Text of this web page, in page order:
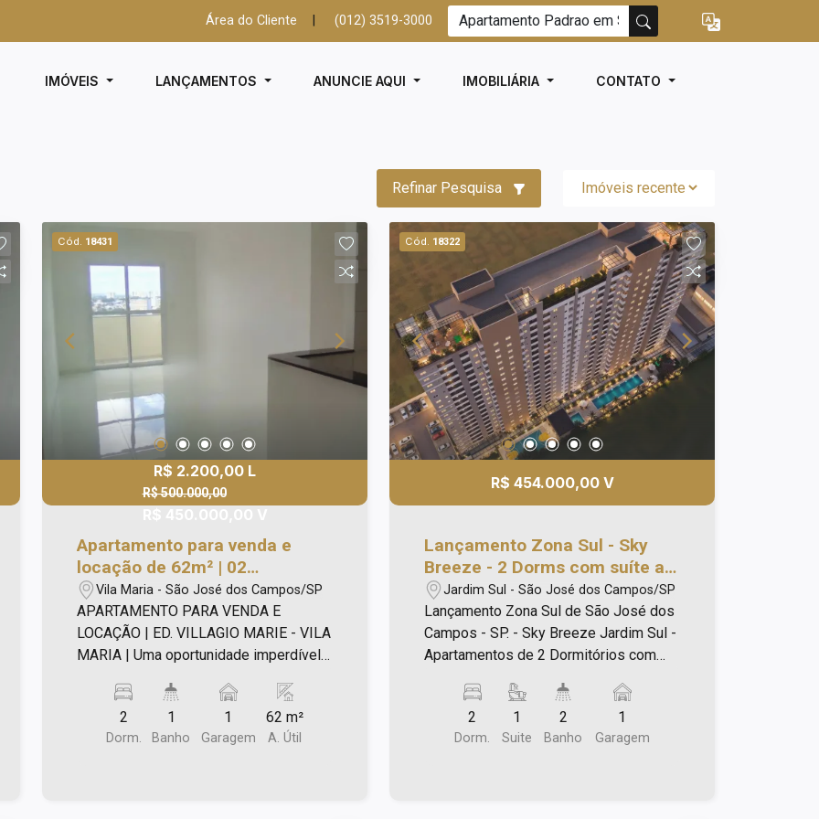
Área do Cliente (012) 3519-3000
IMÓVEIS LANÇAMENTOS ANUNCIE AQUI IMOBILIÁRIA CONTATO
Refinar Pesquisa
Cód. 18431
R$ 2.200,00 L
R$ 500.000,00
Apartamento para venda e
locação de 62m² | 02
dormitórios, 01 banheiro e 01
vaga de garagem | Edifício
Villagio Marie - Vila Maria | São
José dos Campos |
Vila Maria - São José dos Campos/SP
APARTAMENTO PARA VENDA E
LOCAÇÃO | ED. VILLAGIO MARIE - VILA
MARIA | Uma oportunidade imperdível
Este charmoso apartamento de 62m²
está estrategicamente localizado
próximo a comércios, escolas,
2
Dorm.
1
Banho
1
Garagem
62 m²
A. Útil
Cód. 18322
R$ 454.000,00 V
Lançamento Zona Sul - Sky
Breeze - 2 Dorms com suíte a 5
minutos do Shopping Oriente
Jardim Sul - São José dos Campos/SP
Lançamento Zona Sul de São José dos
Campos - SP. - Sky Breeze Jardim Sul -
Apartamentos de 2 Dormitórios com
lançamento imobiliário no Jardim Sul,
uma das regiões que mais crescem e
se valorizam na Zona Sul de São José
2
Dorm.
1
Suite
2
Banho
1
Garagem